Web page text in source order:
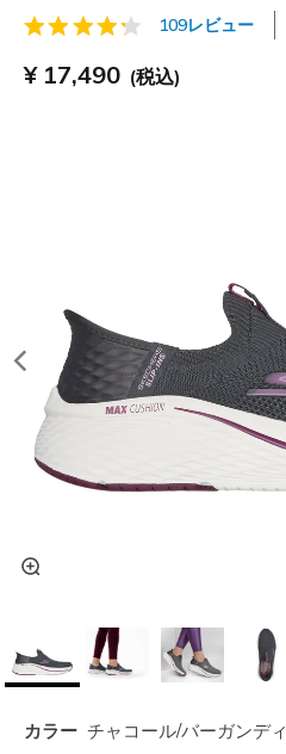
顧客評価4.5/5件109レビュー
¥ 17,490 (税込)
カラー チャコール/バーガンディ